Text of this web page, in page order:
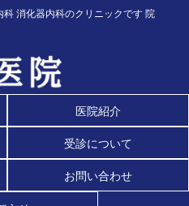
消化器内科のクリニックです 院
医院紹介
受診について
お問い合わせ